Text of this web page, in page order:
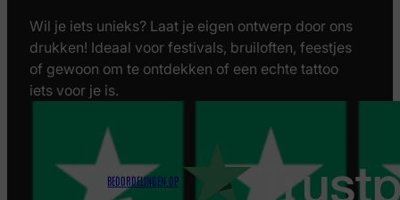
Wil je iets unieks? Laat je eigen ontwerp door ons
drukken! Ideaal voor festivals, bruiloften, feestjes
of gewoon om te ontdekken of een echte tattoo
iets voor je is.
BEOORDELINGEN OP